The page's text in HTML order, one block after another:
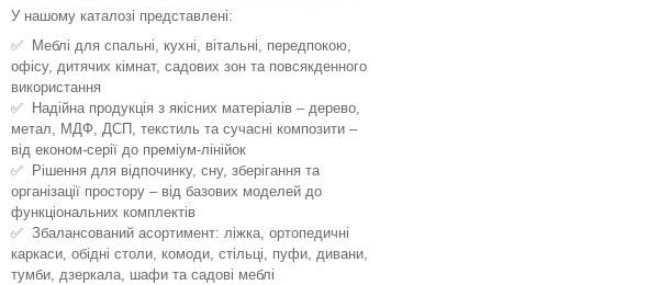
У нашому каталозі представлені:
✅ Меблі для спальні, кухні, вітальні, передпокою,
офісу, дитячих кімнат, садових зон та повсякденного
використання
✅ Надійна продукція з якісних матеріалів – дерево,
метал, МДФ, ДСП, текстиль та сучасні композити –
від економ-серії до преміум-лінійок
✅ Рішення для відпочинку, сну, зберігання та
організації простору – від базових моделей до
функціональних комплектів
✅ Збалансований асортимент: ліжка, ортопедичні
каркаси, обідні столи, комоди, стільці, пуфи, дивани,
тумби, дзеркала, шафи та садові меблі